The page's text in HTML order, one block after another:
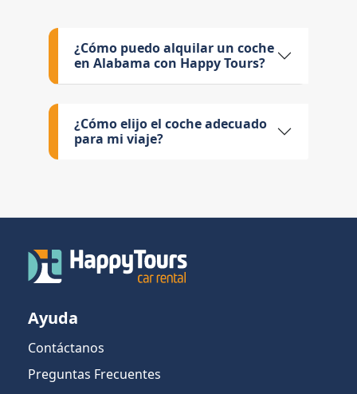
¿Cómo puedo alquilar un coche
en Alabama con Happy Tours?
¿Cómo elijo el coche adecuado
para mi viaje?
Ayuda
Contáctanos
Preguntas Frecuentes